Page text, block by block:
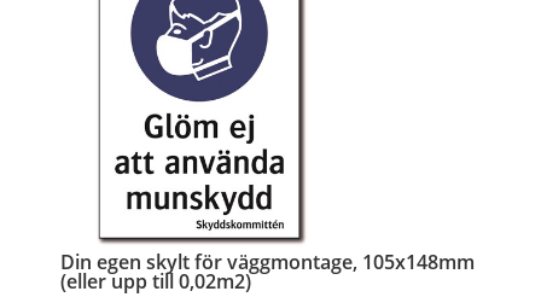
Din egen skylt för väggmontage, 105x148mm
(eller upp till 0,02m2)